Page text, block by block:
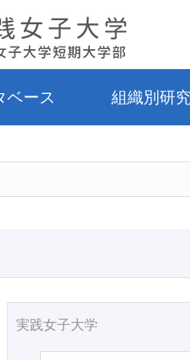
ベース 組織別研
実践女子大学